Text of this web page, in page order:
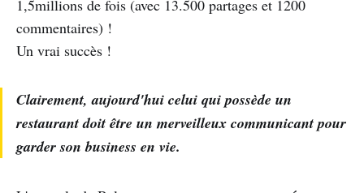
1,5millions de fois (avec 13.500 partages et 1200
commentaires) !
Un vrai succès !
Clairement, aujourd'hui celui qui possède un
restaurant doit être un merveilleux communicant pour
garder son business en vie.